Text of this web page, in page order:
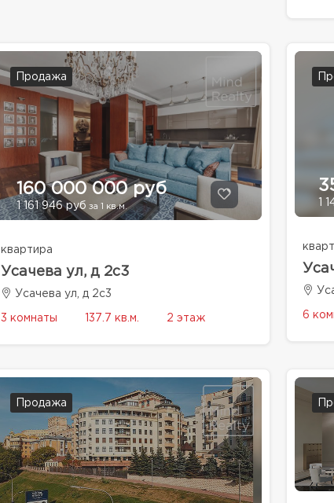
Продажа
160 000 000 руб
1 161 946 руб за 1 кв.м.
квартира
Усачева ул, д 2с3
Усачева ул, д 2с3
3 комнаты 137.7 кв.м. 2 этаж
1
6
Продажа